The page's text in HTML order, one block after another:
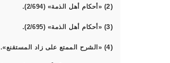
(2 ) «أحكام أهل الذمة» (2/694).
(3 ) «أحكام أهل الذمة» (2/695).
(4 ) «الشرح الممتع على زاد المستقنع».